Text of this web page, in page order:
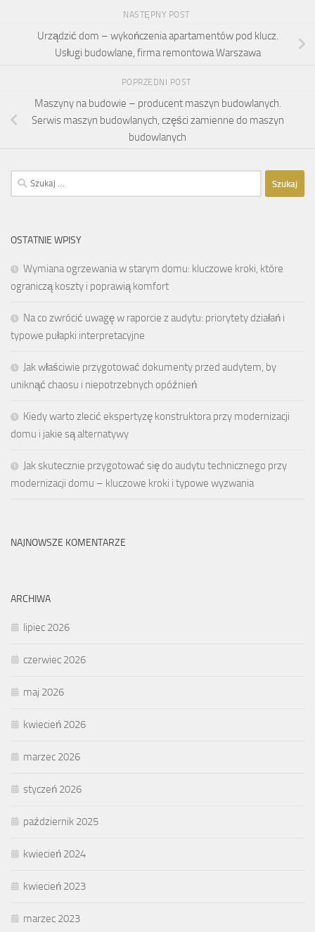
NASTĘPNY POST
Urządzić dom – wykończenia apartamentów pod klucz.
Usługi budowlane, firma remontowa Warszawa
POPRZEDNI POST
Maszyny na budowie – producent maszyn budowlanych.
Serwis maszyn budowlanych, części zamienne do maszyn
budowlanych
Szukaj:
OSTATNIE WPISY
Wymiana ogrzewania w starym domu: kluczowe kroki, które
ograniczą koszty i poprawią komfort
Na co zwrócić uwagę w raporcie z audytu: priorytety działań i
typowe pułapki interpretacyjne
Jak właściwie przygotować dokumenty przed audytem, by
uniknąć chaosu i niepotrzebnych opóźnień
Kiedy warto zlecić ekspertyzę konstruktora przy modernizacji
domu i jakie są alternatywy
Jak skutecznie przygotować się do audytu technicznego przy
modernizacji domu – kluczowe kroki i typowe wyzwania
NAJNOWSZE KOMENTARZE
ARCHIWA
lipiec 2026
czerwiec 2026
maj 2026
kwiecień 2026
marzec 2026
styczeń 2026
październik 2025
kwiecień 2024
kwiecień 2023
marzec 2023